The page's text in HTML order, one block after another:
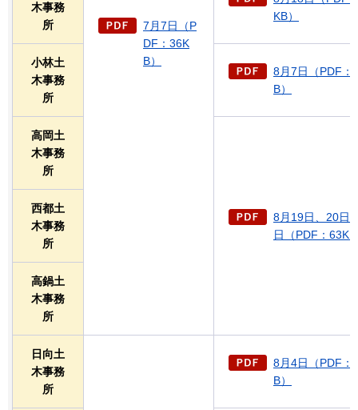
7月7日（P
DF：36K
B）
木事務
所
KB）
小林土
木事務
所
8月7日（PDF：
B）
高岡土
木事務
所
8月19日、20日
日（PDF：
西都土
木事務
所
高鍋土
木事務
所
日向土
木事務
所
8月4日（PDF：
B）